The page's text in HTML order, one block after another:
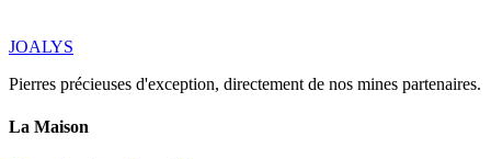
JOALYS
Pierres précieuses d'exception, directement de nos mines partenaires.
La Maison